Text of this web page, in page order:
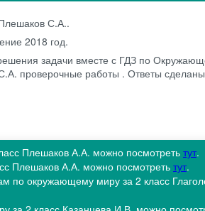
С.А..
2018 год.
задачи вместе с ГДЗ по
проверочные работы . Ответы сделаны
Плешаков А.А. можно посмотретьтут.
Плешаков А.А. можно посмотретьтут.
по окружающему миру за 2 класс